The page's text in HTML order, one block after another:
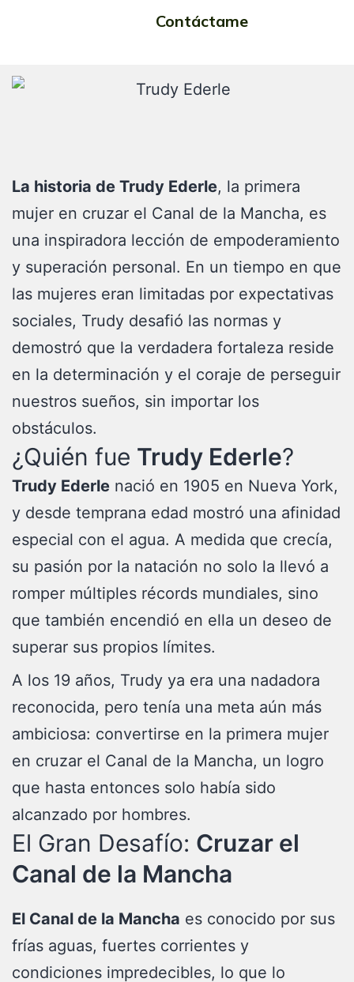
Contáctame
La historia de Trudy Ederle, la primera
mujer en cruzar el Canal de la Mancha, es
una inspiradora lección de empoderamiento
y superación personal. En un tiempo en que
las mujeres eran limitadas por expectativas
sociales, Trudy desafió las normas y
demostró que la verdadera fortaleza reside
en la determinación y el coraje de perseguir
nuestros sueños, sin importar los
obstáculos.
¿Quién fue Trudy Ederle?
Trudy Ederle nació en 1905 en Nueva York,
y desde temprana edad mostró una afinidad
especial con el agua. A medida que crecía,
su pasión por la natación no solo la llevó a
romper múltiples récords mundiales, sino
que también encendió en ella un deseo de
superar sus propios límites.
A los 19 años, Trudy ya era una nadadora
reconocida, pero tenía una meta aún más
ambiciosa: convertirse en la primera mujer
en cruzar el Canal de la Mancha, un logro
que hasta entonces solo había sido
alcanzado por hombres.
El Gran Desafío: Cruzar el
Canal de la Mancha
El Canal de la Mancha es conocido por sus
frías aguas, fuertes corrientes y
condiciones impredecibles, lo que lo